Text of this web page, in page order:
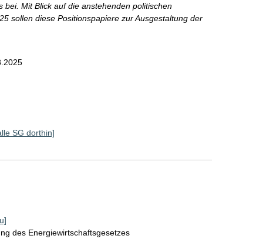
Mit Blick auf die anstehenden politischen
sollen diese Positionspapiere zur Ausgestaltung der
SG dorthin]
des Energiewirtschaftsgesetzes